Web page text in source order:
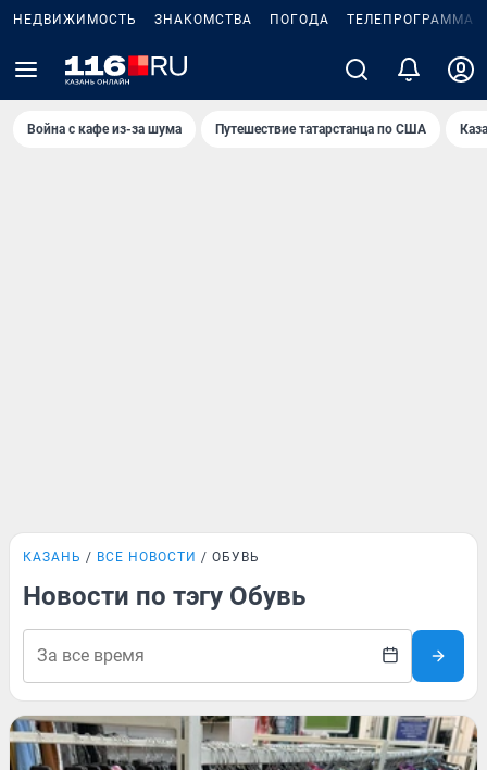
НЕДВИЖИМОСТЬ ЗНАКОМСТВА ПОГОДА ТЕЛЕПРОГРАММА
Война с кафе из-за шума Путешествие татарстанца по США
КАЗАНЬ ВСЕ НОВОСТИ ОБУВЬ
Новости по тэгу Обувь